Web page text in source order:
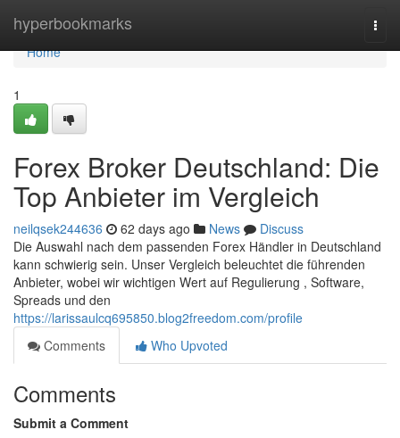
hyperbookmarks
Home
Home
1
Forex Broker Deutschland: Die
Top Anbieter im Vergleich
neilqsek244636 62 days ago News
Discuss
Die Auswahl nach dem passenden Forex Händler in Deutschland
kann schwierig sein. Unser Vergleich beleuchtet die führenden
Anbieter, wobei wir wichtigen Wert auf Regulierung , Software,
Spreads und den
https://larissaulcq695850.blog2freedom.com/profile
Comments
Who Upvoted
Comments
Submit a Comment